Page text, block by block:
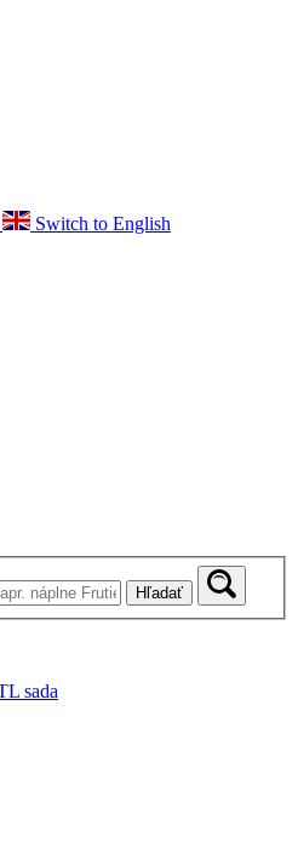
Switch to English
Hľadať
sada